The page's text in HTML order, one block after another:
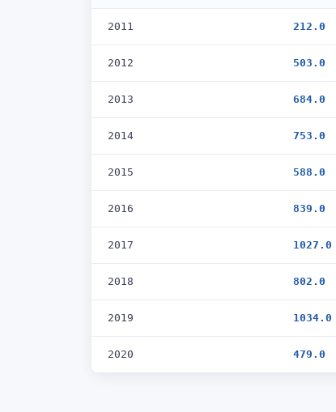
2011 212.0
2012 503.0
2013 684.0
2014 753.0
2015 588.0
2016 839.0
2017 1027.0
2018 802.0
2019 1034.0
2020 479.0